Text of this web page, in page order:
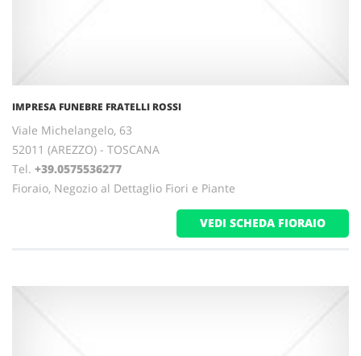
IMPRESA FUNEBRE FRATELLI ROSSI
Viale Michelangelo, 63
52011 (AREZZO) - TOSCANA
Tel. +39.0575536277
Fioraio, Negozio al Dettaglio Fiori e Piante
VEDI SCHEDA FIORAIO